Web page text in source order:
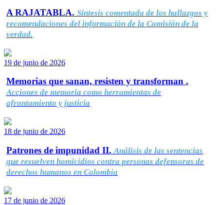
A RAJATABLA. Síntesis comentada de los hallazgos y
recomendaciones del información de la Comisión de la
verdad.
19 de junio de 2026
Memorias que sanan, resisten y transforman .
Acciones de memoria como herramientas de
afrontamiento y justicia
18 de junio de 2026
Patrones de impunidad II. Análisis de las sentencias
que resuelven homicidios contra personas defensoras de
derechos humanos en Colombia
17 de junio de 2026